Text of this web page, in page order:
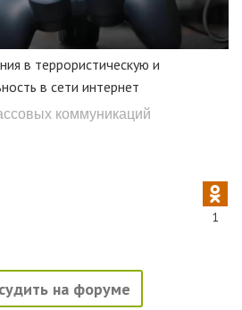
в террористическую и
в сети интернет
коммуникаций
1
на форуме